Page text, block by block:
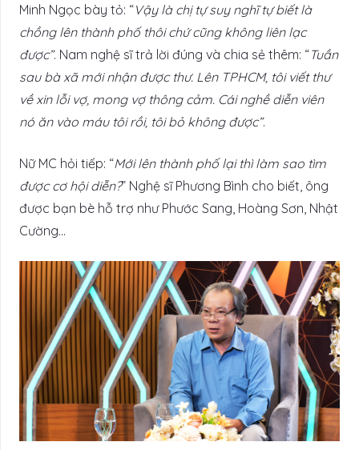
Minh Ngọc bày tỏ: “Vậy là chị tự suy nghĩ tự biết là
chồng lên thành phố thôi chứ cũng không liên lạc
được”. Nam nghệ sĩ trả lời đúng và chia sẻ thêm: “Tuần
sau bà xã mới nhận được thư. Lên TPHCM, tôi viết thư
về xin lỗi vợ, mong vợ thông cảm. Cái nghề diễn viên
nó ăn vào máu tôi rồi, tôi bỏ không được”.
Nữ MC hỏi tiếp: “Mới lên thành phố lại thì làm sao tìm
được cơ hội diễn?” Nghệ sĩ Phương Bình cho biết, ông
được bạn bè hỗ trợ như Phước Sang, Hoàng Sơn, Nhật
Cường…